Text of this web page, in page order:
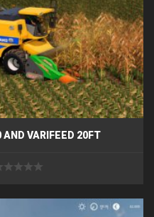
AND VARIFEED 20FT